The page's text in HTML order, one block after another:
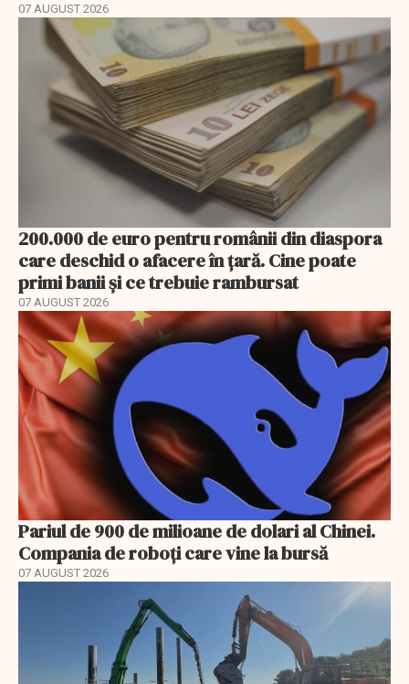
07 AUGUST 2026
200.000 de euro pentru românii din diaspora
care deschid o afacere în țară. Cine poate
primi banii și ce trebuie rambursat
07 AUGUST 2026
Pariul de 900 de milioane de dolari al Chinei.
Compania de roboți care vine la bursă
07 AUGUST 2026